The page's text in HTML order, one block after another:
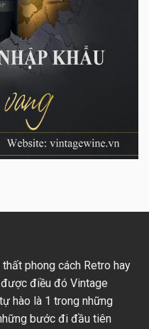
phong cách Retro hay
điều đó Vintage
hào là 1 trong những
bước đi đầu tiên